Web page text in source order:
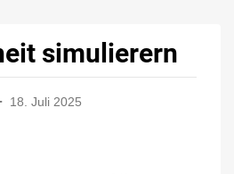
simulierern
18. Juli 2025